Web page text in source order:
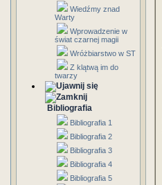
Wiedźmy znad
Warty
Wprowadzenie w
świat czarnej magii
Wróżbiarstwo w ST
Z klątwą im do
twarzy
Bibliografia
Bibliografia 1
Bibliografia 2
Bibliografia 3
Bibliografia 4
Bibliografia 5